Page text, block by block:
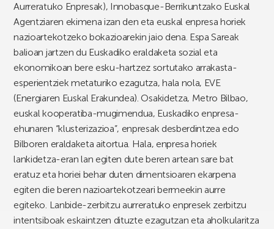
Aurreratuko Enpresak), Innobasque-Berrikuntzako Euskal
Agentziaren ekimena izan den eta euskal enpresa horiek
nazioartekotzeko bokazioarekin jaio dena. Espa Sareak
balioan jartzen du Euskadiko eraldaketa sozial eta
ekonomikoan bere esku-hartzez sortutako arrakasta-
esperientziek metaturiko ezagutza, hala nola, EVE
(Energiaren Euskal Erakundea). Osakidetza, Metro Bilbao,
euskal kooperatiba-mugimendua, Euskadiko enpresa-
ehunaren “klusterizazioa”, enpresak desberdintzea edo
Bilboren eraldaketa aitortua. Hala, enpresa horiek
lankidetza-eran lan egiten dute beren artean sare bat
eratuz eta horiei behar duten dimentsioaren ekarpena
egiten die beren nazioartekotzeari bermeekin aurre
egiteko. Lanbide-zerbitzu aurreratuko enpresek zerbitzu
intentsiboak eskaintzen dituzte ezagutzan eta aholkularitza